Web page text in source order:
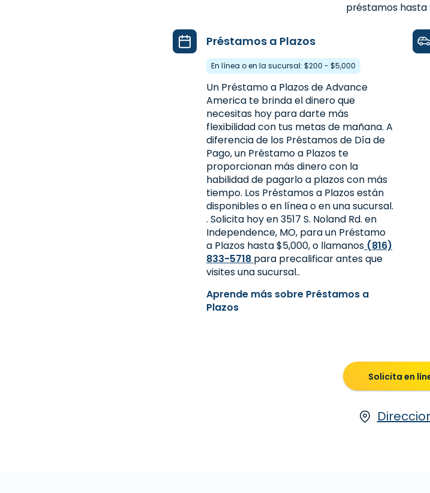
préstamos hasta
Préstamos a Plazos
En línea o en la sucursal: $200 - $5,000
Un Préstamo a Plazos de Advance
America te brinda el dinero que
necesitas hoy para darte más
flexibilidad con tus metas de mañana. A
diferencia de los Préstamos de Día de
Pago, un Préstamo a Plazos te
proporcionan más dinero con la
habilidad de pagarlo a plazos con más
tiempo. Los Préstamos a Plazos están
disponibles o en línea o en una sucursal.
. Solicita hoy en 3517 S. Noland Rd. en
Independence, MO, para un Préstamo
a Plazos hasta $5,000, o llamanos (816)
833-5718 para precalificar antes que
visites una sucursal..
Aprende más sobre Préstamos a
Plazos
Solicita en